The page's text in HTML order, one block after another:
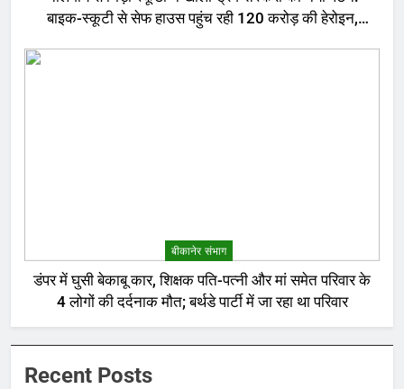
बाइक-स्कूटी से सेफ हाउस पहुंच रही 120 करोड़ की हेरोइन,
बीकानेर संभाग
डंपर में घुसी बेकाबू कार, शिक्षक पति-पत्नी और मां समेत परिवार के
4 लोगों की दर्दनाक मौत; बर्थडे पार्टी में जा रहा था परिवार
Recent Posts